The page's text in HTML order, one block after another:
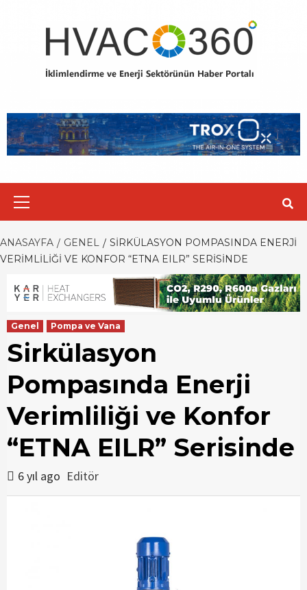
ANASAYFA GENEL
SIRKÜLASYON POMPASINDA ENERJI
VERIMLILIĞI VE KONFOR “ETNA EILR” SERISINDE
Genel Pompa ve Vana
Sirkülasyon
Pompasında Enerji
Verimliliği ve Konfor
“ETNA EILR” Serisinde
6 yıl ago Editör